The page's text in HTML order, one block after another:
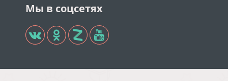
Мы в соцсетях